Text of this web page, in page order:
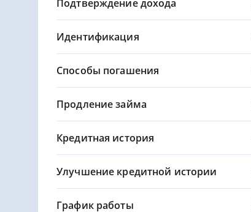
Подтверждение дохода
Идентификация
Способы погашения
Продление займа
Кредитная история
Улучшение кредитной истории
График работы